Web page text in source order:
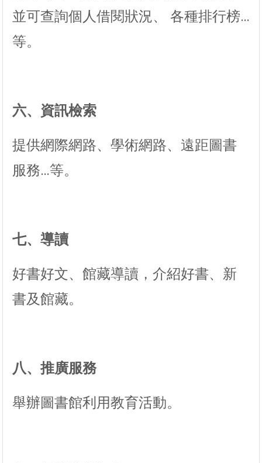
並可查詢個人借閱狀況、 各種排行榜…
等。
六、資訊檢索
提供網際網路、學術網路、遠距圖書
服務…等。
七、導讀
好書好文、館藏導讀，介紹好書、新
書及館藏。
八、推廣服務
舉辦圖書館利用教育活動。